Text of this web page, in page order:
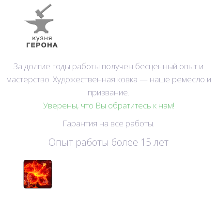
За долгие годы работы получен бесценный опыт и
мастерство. Художественная ковка — наше ремесло и
призвание.
Уверены, что Вы обратитесь к нам!
Гарантия на все работы.
Опыт работы более 15 лет